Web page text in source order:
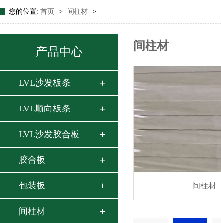
您的位置: 首页 > 间柱材 >
产品中心
LVL沙发板条
LVL顺向板条
LVL沙发胶合板
胶合板
包装板
间柱材
间柱材
间柱材